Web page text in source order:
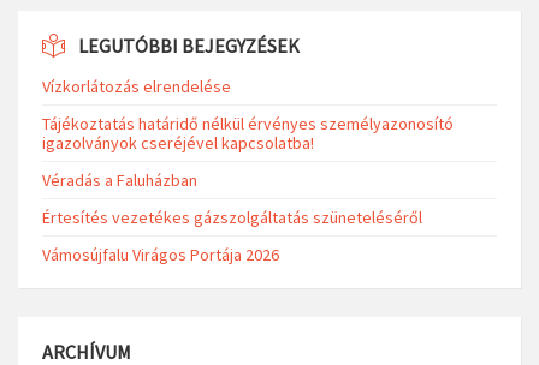
LEGUTÓBBI BEJEGYZÉSEK
Vízkorlátozás elrendelése
Tájékoztatás határidő nélkül érvényes személyazonosító
igazolványok cseréjével kapcsolatba!
Véradás a Faluházban
Értesítés vezetékes gázszolgáltatás szüneteléséről
Vámosújfalu Virágos Portája 2026
ARCHÍVUM